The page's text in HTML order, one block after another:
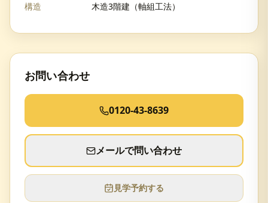
構造 木造3階建（軸組工法）
お問い合わせ
0120-43-8639
メールで問い合わせ
見学予約する